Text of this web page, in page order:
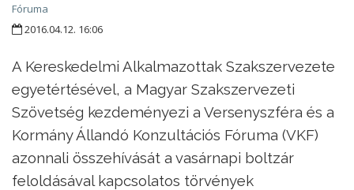
Fóruma
2016.04.12. 16:06
A Kereskedelmi Alkalmazottak Szakszervezete
egyetértésével, a Magyar Szakszervezeti
Szövetség kezdeményezi a Versenyszféra és a
Kormány Állandó Konzultációs Fóruma (VKF)
azonnali összehívását a vasárnapi boltzár
feloldásával kapcsolatos törvények